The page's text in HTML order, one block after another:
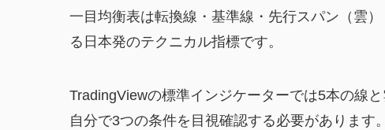
一目均衡表は転換線・基準線・先行スパン（雲
る日本発のテクニカル指標です。
TradingViewの標準インジケーターでは5本の線
自分で3つの条件を目視確認する必要があります